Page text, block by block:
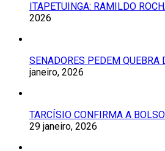
ITAPETUINGA: RAMILDO
2026
SENADORES PEDEM QUEBRA
janeiro, 2026
TARCÍSIO CONFIRMA A
29 janeiro, 2026